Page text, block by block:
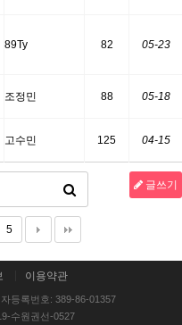
89Ty 82 05-23
조정민 88 05-18
고수민 125 04-15
글쓰기
5
이용약관
등록번호: 389-86-01357
수원권선-0527